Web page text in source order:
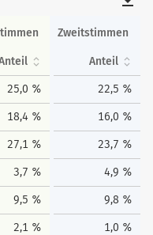
Zweitstimmen
Anteil
25,0 % 22,5 %
18,4 % 16,0 %
27,1 % 23,7 %
3,7 % 4,9 %
9,5 % 9,8 %
2,1 % 1,0 %